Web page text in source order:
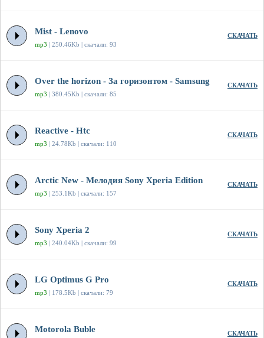
Mist - Lenovo
mp3 | 250.46Kb | скачали: 93
СКАЧАТЬ
Over the horizon - За горизонтом - Samsung
mp3 | 380.45Kb | скачали: 85
СКАЧАТЬ
Reactive - Htc
mp3 | 24.78Kb | скачали: 110
СКАЧАТЬ
Arctic New - Мелодия Sony Xperia Edition
mp3 | 253.1Kb | скачали: 157
СКАЧАТЬ
Sony Xperia 2
mp3 | 240.04Kb | скачали: 99
СКАЧАТЬ
LG Optimus G Pro
mp3 | 178.5Kb | скачали: 79
СКАЧАТЬ
Motorola Buble СКАЧАТЬ